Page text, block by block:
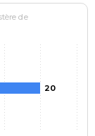
de
20